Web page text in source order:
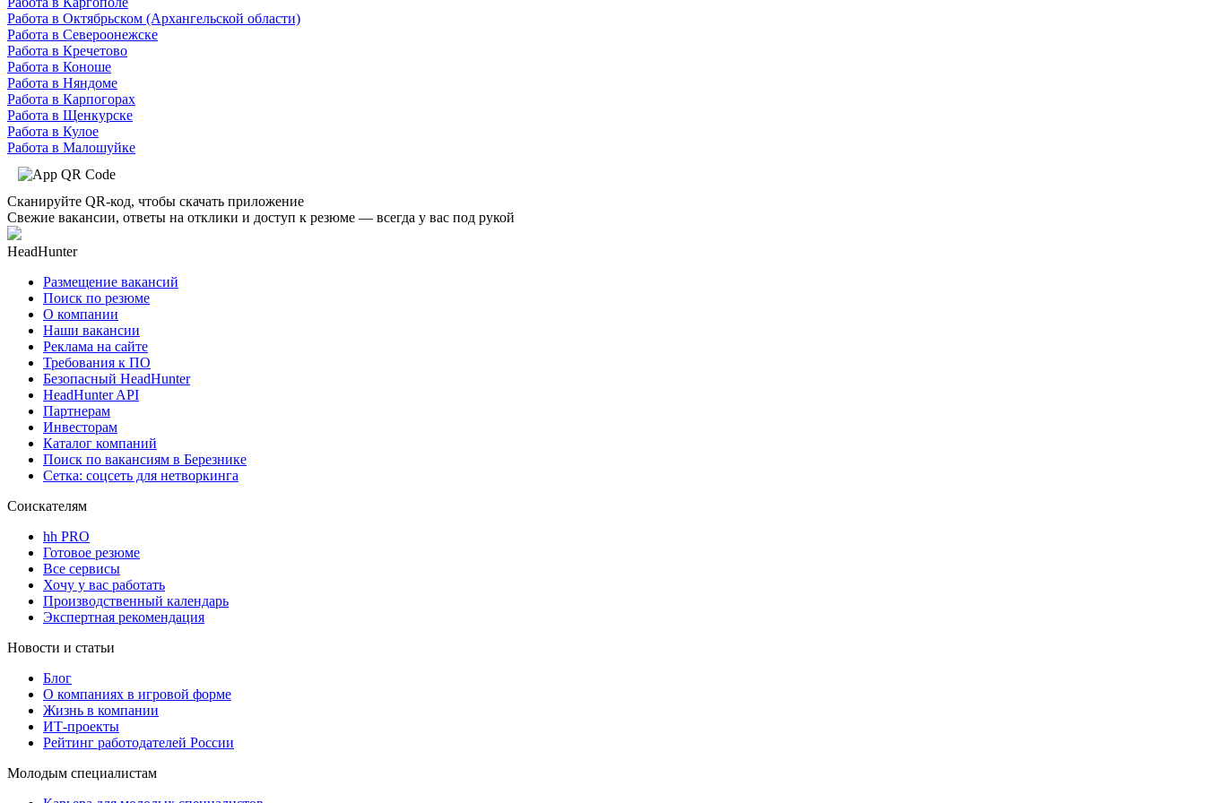
Работа в Октябрьском (Архангельской области)
Работа в Североонежске
Работа в Кречетово
Работа в Коноше
Работа в Няндоме
Работа в Карпогорах
Работа в Щенкурске
Работа в Кулое
Работа в Малошуйке
Сканируйте QR-код, чтобы скачать приложение
Свежие вакансии, ответы на отклики и доступ к резюме — всегда у вас под рукой
HeadHunter
Размещение вакансий
Поиск по резюме
О компании
Наши вакансии
Реклама на сайте
Требования к ПО
Безопасный HeadHunter
HeadHunter API
Партнерам
Инвесторам
Каталог компаний
Поиск по вакансиям в Березнике
Сетка: соцсеть для нетворкинга
Соискателям
hh PRO
Готовое резюме
Все сервисы
Хочу у вас работать
Производственный календарь
Экспертная рекомендация
Новости и статьи
Блог
О компаниях в игровой форме
Жизнь в компании
ИТ-проекты
Рейтинг работодателей России
Молодым специалистам